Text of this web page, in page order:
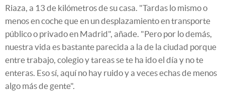
Riaza, a 13 de kilómetros de su casa. "Tardas lo mismo o
menos en coche que en un desplazamiento en transporte
público o privado en Madrid", añade. "Pero por lo demás,
nuestra vida es bastante parecida a la de la ciudad porque
entre trabajo, colegio y tareas se te ha ido el día y no te
enteras. Eso sí, aquí no hay ruido y a veces echas de menos
algo más de gente".